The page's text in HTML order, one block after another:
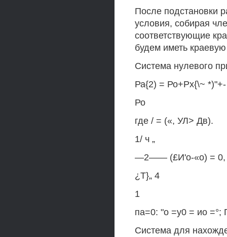
После подстановки
условия, собирая
соответствующие
будем иметь
Система нулевого
Ра{2) = Ро+Рх{\~ *)"+-
Ро
где / = («, УЛ> Дв).
1/ ч „
—2—— (£И'о-«о) = 0,
¿Т}„ 4
1
па=0: "о =у0 = ио =°;
Система для